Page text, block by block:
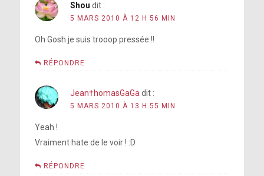
Shou dit :
5 MARS 2010 À 12 H 56 MIN
Oh Gosh je suis trooop pressée !!
RÉPONDRE
Jean†homasGaGa dit :
5 MARS 2010 À 13 H 55 MIN
Yeah !
Vraiment hate de le voir ! :D
RÉPONDRE